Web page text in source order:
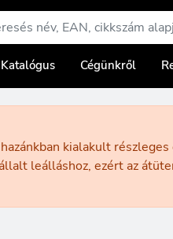
Katalógus Cégünkről
kialakult
leálláshoz, ezért az